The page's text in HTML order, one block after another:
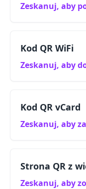
Zeskanuj, aby
Kod QR WiFi
Zeskanuj, aby
Kod QR vCard
Zeskanuj, aby
Strona QR z
Zeskanuj, aby